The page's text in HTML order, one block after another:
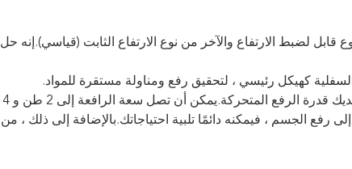
لضبط الارتفاع والآخر من نوع الارتفاع الثابت (قياسي).إنه حل
السفلية كهيكل رئيسي ، لتحقيق رفع ومناولة مستقرة للمواد.
من خلال استخدام رافعة جسرية متحركة خفيفة الوزن ، سيكون لديك قدرة الرفع المتحركة.يمكن أن تصل سعة الرافعة إلى 2 طن و 4
رفع الجسم ، فيمكنه دائمًا تلبية احتياجاتك.بالإضافة إلى ذلك ، من